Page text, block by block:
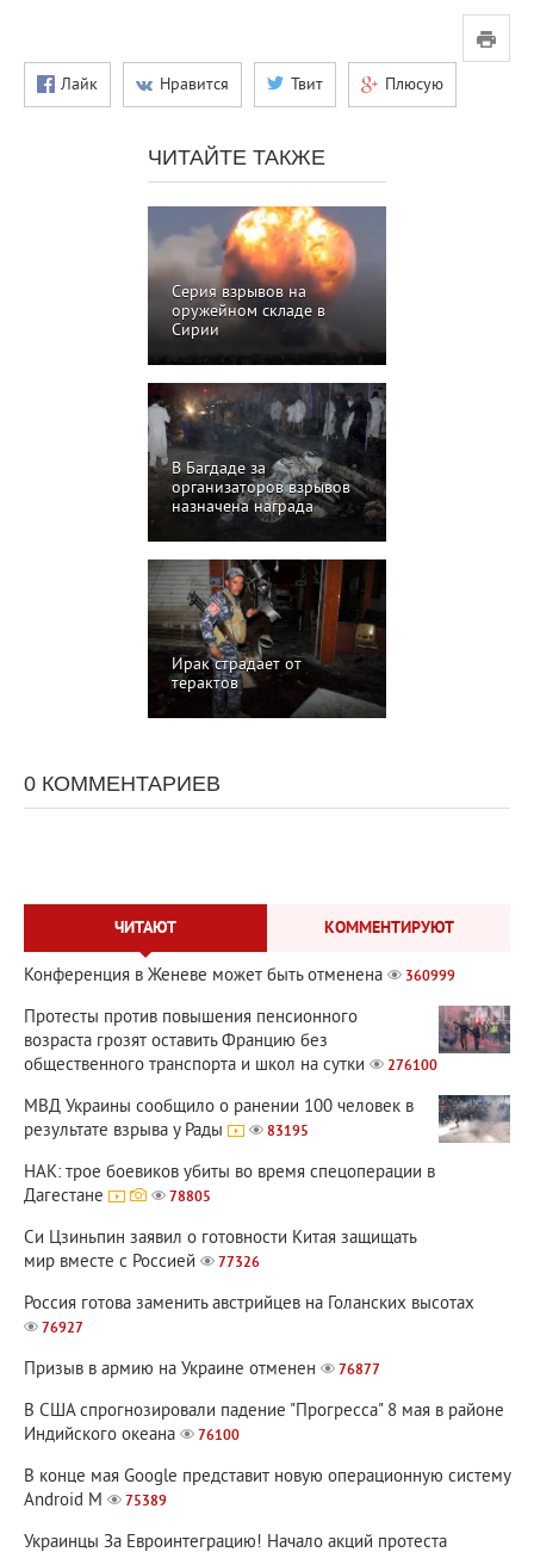
Лайк Нравится Твит Плюсую
ЧИТАЙТЕ ТАКЖЕ
Серия взрывов на
оружейном складе в
Сирии
В Багдаде за
организаторов взрывов
назначена награда
Ирак страдает от
терактов
0 КОММЕНТАРИЕВ
ЧИТАЮТ КОММЕНТИРУЮТ
Конференция в Женеве может быть отменена 360999
Протесты против повышения пенсионного
возраста грозят оставить Францию без
общественного транспорта и школ на сутки
276100
МВД Украины сообщило о ранении 100 человек в
результате взрыва у Рады
83195
НАК: трое боевиков убиты во время спецоперации в
Дагестане
78805
Си Цзиньпин заявил о готовности Китая защищать
мир вместе с Россией
77326
Россия готова заменить австрийцев на Голанских высотах
76927
Призыв в армию на Украине отменен 76877
В США спрогнозировали падение "Прогресса" 8 мая в районе
Индийского океана
76100
В конце мая Google представит новую операционную систему
Android M
75389
Украинцы За Евроинтеграцию! Начало акций протеста